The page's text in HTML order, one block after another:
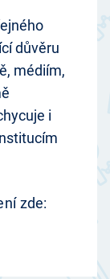
důvěru
médiím,
i
zde: